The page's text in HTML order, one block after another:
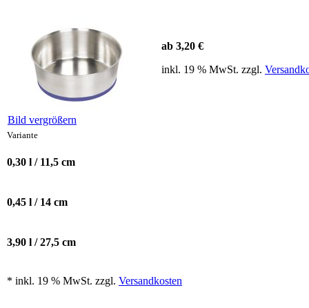
Bild vergrößern
ab 3,20 €
inkl. 19 % MwSt. zzgl.
Variante
0,30 l / 11,5 cm
0,45 l / 14 cm
3,90 l / 27,5 cm
* inkl. 19 % MwSt. zzgl. Versandkosten